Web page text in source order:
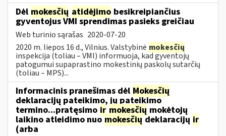
Dėl mokesčių atidėjimo besikreipiančius
gyventojus VMI sprendimas pasieks greičiau
Web turinio sąrašas 2020-07-20
2020 m. liepos 16 d., Vilnius. Valstybinė mokesčių
inspekcija (toliau – VMI) informuoja, kad gyventojų
patogumui supaprastino mokestinių paskolų sutarčių
(toliau – MPS)...
Informacinis pranešimas dėl Mokesčių
deklaracijų pateikimo, jų pateikimo
termino...pratęsimo ir mokesčių mokėtojų
laikino atleidimo nuomokesčiųdeklaracijų ir
(arba